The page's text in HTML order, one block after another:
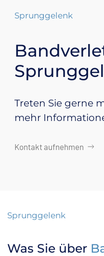
Sprunggelenk
Treten Sie gerne
mehr
Kontakt aufnehmen
Sprunggelenk
Was Sie über